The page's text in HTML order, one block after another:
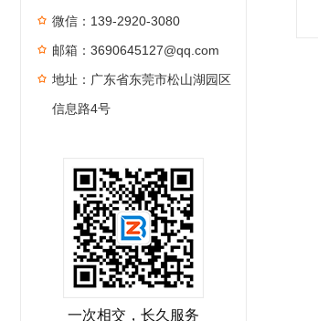
微信：139-2920-3080
邮箱：3690645127@qq.com
地址：广东省东莞市松山湖园区
信息路4号
一次相交，长久服务